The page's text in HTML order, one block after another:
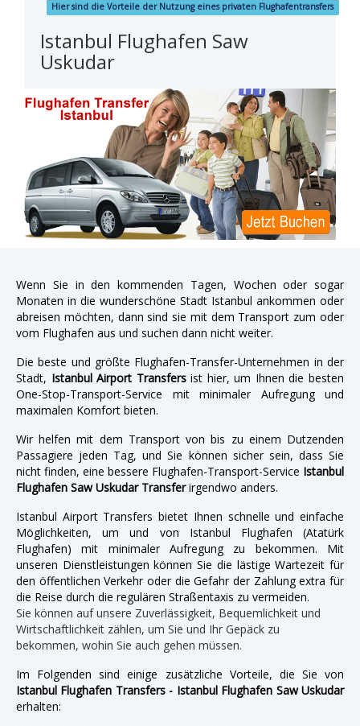
Hier sind die Vorteile der Nutzung eines privaten Flughafentransfers
Istanbul Flughafen Saw
Uskudar
Wenn Sie in den kommenden Tagen, Wochen oder sogar
Monaten in die wunderschöne Stadt Istanbul ankommen oder
abreisen möchten, dann sind sie mit dem Transport zum oder
vom Flughafen aus und suchen dann nicht weiter.
Die beste und größte Flughafen-Transfer-Unternehmen in der
Stadt, Istanbul Airport Transfersist hier, um Ihnen die besten
One-Stop-Transport-Service mit minimaler Aufregung und
maximalen Komfort bieten.
Wir helfen mit dem Transport von bis zu einem Dutzenden
Passagiere jeden Tag, und Sie können sicher sein, dass Sie
nicht finden, eine bessere Flughafen-Transport-Service Istanbul
Flughafen Saw Uskudar Transferirgendwo anders.
Istanbul Airport Transfers bietet Ihnen schnelle und einfache
Möglichkeiten, um und von Istanbul Flughafen (Atatürk
Flughafen) mit minimaler Aufregung zu bekommen. Mit
unseren Dienstleistungen können Sie die lästige Wartezeit für
den öffentlichen Verkehr oder die Gefahr der Zahlung extra für
die Reise durch die regulären Straßentaxis zu vermeiden.
Sie können auf unsere Zuverlässigkeit, Bequemlichkeit und
Wirtschaftlichkeit zählen, um Sie und Ihr Gepäck zu
bekommen, wohin Sie auch gehen müssen.
Im Folgenden sind einige zusätzliche Vorteile, die Sie von
Istanbul Flughafen Transfers - Istanbul Flughafen Saw Uskudar
erhalten: